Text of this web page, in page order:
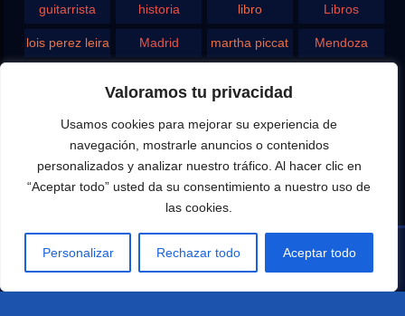
Valoramos tu privacidad
Usamos cookies para mejorar su experiencia de
navegación, mostrarle anuncios o contenidos
personalizados y analizar nuestro tráfico. Al hacer clic en
“Aceptar todo” usted da su consentimiento a nuestro uso de
las cookies.
Personalizar Rechazar todo Aceptar todo
guitarrista historia libro Libros
lois perez leira Madrid martha piccat Mendoza
Rodolfo
Ghezzi
rosario san juan santa fe
Tango teatro television vigo
yupanqui
Editado por Eduardo Aldiser para la difusión del Canal